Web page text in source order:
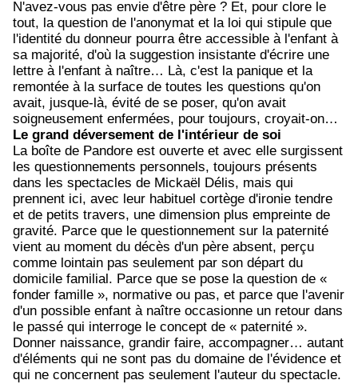
N'avez-vous pas envie d'être père ? Et, pour clore le
tout, la question de l'anonymat et la loi qui stipule que
l'identité du donneur pourra être accessible à l'enfant à
sa majorité, d'où la suggestion insistante d'écrire une
lettre à l'enfant à naître… Là, c'est la panique et la
remontée à la surface de toutes les questions qu'on
avait, jusque-là, évité de se poser, qu'on avait
soigneusement enfermées, pour toujours, croyait-on…
Le grand déversement de l'intérieur de soi
La boîte de Pandore est ouverte et avec elle surgissent
les questionnements personnels, toujours présents
dans les spectacles de Mickaël Délis, mais qui
prennent ici, avec leur habituel cortège d'ironie tendre
et de petits travers, une dimension plus empreinte de
gravité. Parce que le questionnement sur la paternité
vient au moment du décès d'un père absent, perçu
comme lointain pas seulement par son départ du
domicile familial. Parce que se pose la question de «
fonder famille », normative ou pas, et parce que l'avenir
d'un possible enfant à naître occasionne un retour dans
le passé qui interroge le concept de « paternité ».
Donner naissance, grandir faire, accompagner… autant
d'éléments qui ne sont pas du domaine de l'évidence et
qui ne concernent pas seulement l'auteur du spectacle.